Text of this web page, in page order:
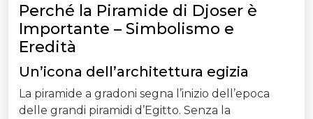
Perché la Piramide di Djoser è
Importante – Simbolismo e
Eredità
Un’icona dell’architettura egizia
La piramide a gradoni segna l’inizio dell’epoca
delle grandi piramidi d’Egitto. Senza la